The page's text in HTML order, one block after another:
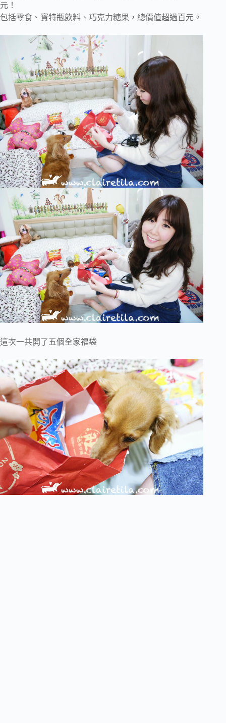
元！
包括零食、寶特瓶飲料、巧克力糖果，總價值超過百元。
這次一共開了五個全家福袋